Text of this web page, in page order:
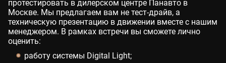
протестировать в дилерском центре Панавто в
Москве. Мы предлагаем вам не тест-драйв, а
техническую презентацию в движении вместе с нашим
менеджером. В рамках встречи вы сможете лично
оценить:
работу системы Digital Light;